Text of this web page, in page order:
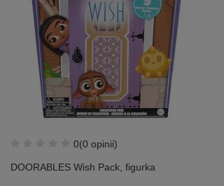
0(0 opinii)
DOORABLES Wish Pack, figurka